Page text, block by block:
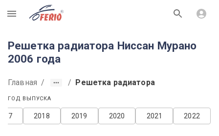
R
Решетка радиатора Ниссан Мурано
2006 года
Главная / / Решетка радиатора
ГОД ВЫПУСКА
2022
2021
2020
2019
2018